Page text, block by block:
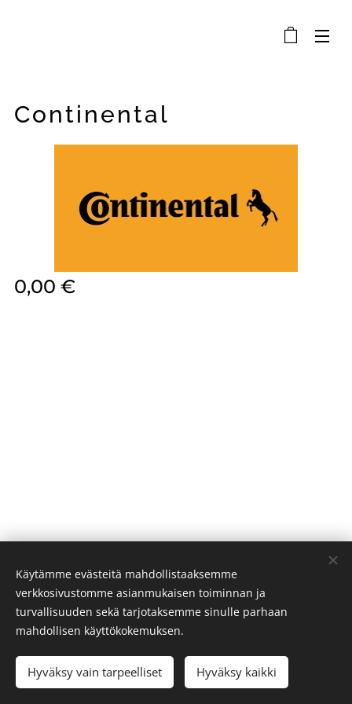
Continental
0,00 €
LISÄÄ OSTOSKORIIN
PR BIKES 2024 Evästeet
Käytämme evästeitä mahdollistaaksemme
verkkosivustomme asianmukaisen toiminnan ja
turvallisuuden sekä tarjotaksemme sinulle parhaan
mahdollisen käyttökokemuksen.
Hyväksy vain tarpeelliset Hyväksy kaikki